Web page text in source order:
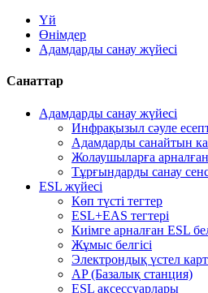
Үй
Өнімдер
Адамдарды санау жүйесі
Санаттар
Адамдарды санау жүйесі
Инфрақызыл сәуле
Адамдарды санайтын
Жолаушыларға
Тұрғындарды санау
ESL жүйесі
Көп түсті тегтер
ESL+EAS тегтері
Киімге арналған ESL
Жұмыс белгісі
Электрондық үстел
AP (Базалық станция)
ESL аксессуарлары